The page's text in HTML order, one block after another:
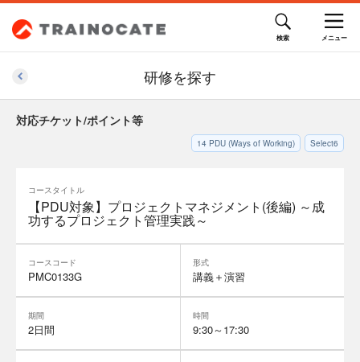
研修を探す
対応チケット/ポイント等
Select6
14 PDU (Ways of Working)
コースタイトル
【PDU対象】プロジェクトマネジメント(後編) ～成
功するプロジェクト管理実践～
コースコード
PMC0133G
形式
講義＋演習
期間
2日間
時間
9:30～17:30